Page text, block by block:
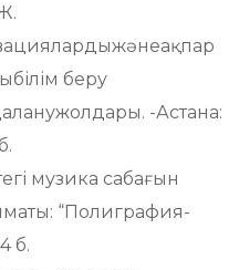
беру
-Астана:
музика сабағын
“Полиграфия-
б.